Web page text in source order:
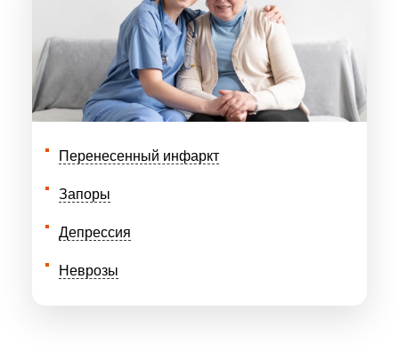
Перенесенный инфаркт
Запоры
Депрессия
Неврозы